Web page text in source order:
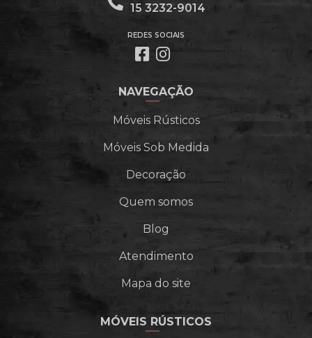
15 3232-9014
REDES SOCIAIS
NAVEGAÇÃO
Móveis Rústicos
Móveis Sob Medida
Decoração
Quem somos
Blog
Atendimento
Mapa do site
MÓVEIS RÚSTICOS